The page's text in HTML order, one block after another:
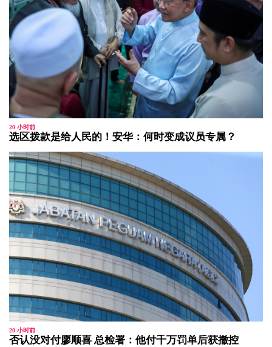
20 小时前
选区拨款是给人民的！安华：何时变成议员专属？
20 小时前
否认没对付廖顺喜 总检署：他付千万罚单后获撤控